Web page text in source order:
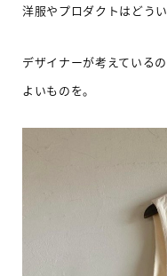
洋服やプロダクトはどう
デザイナーが考えている
よいものを。